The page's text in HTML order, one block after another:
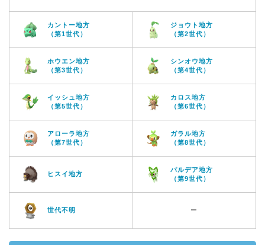
カントー地方
（第1世代）
ジョウト地方
（第2世代）
ホウエン地方
（第3世代）
シンオウ地方
（第4世代）
イッシュ地方
（第5世代）
カロス地方
（第6世代）
アローラ地方
（第7世代）
ガラル地方
（第8世代）
ヒスイ地方
パルデア地方
（第9世代）
世代不明 ー